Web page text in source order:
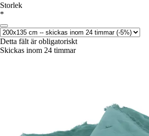
Storlek
*
Detta fält är obligatoriskt
Skickas inom 24 timmar